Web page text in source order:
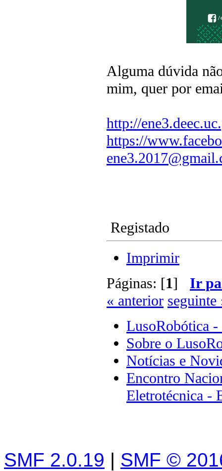
Alguma dúvida
mim, quer por
http://
https://
Registado
Imprimir
Páginas: [1] Ir
« anterior seguinte
LusoRobótica -
Sobre o
Notícias e
Encontro
Eletrotécnica -
SMF 2.0.19 | SMF ©